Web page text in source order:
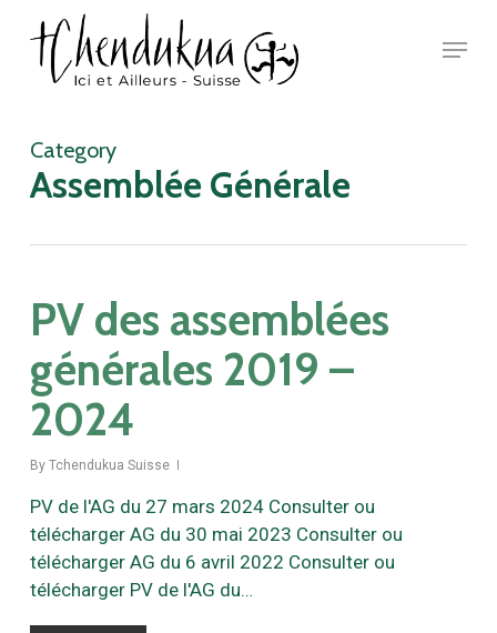
Menu
Category
Assemblée Générale
PV des assemblées
générales 2019 –
2024
By Tchendukua Suisse
PV de l'AG du 27 mars 2024 Consulter ou
télécharger AG du 30 mai 2023 Consulter ou
télécharger AG du 6 avril 2022 Consulter ou
télécharger PV de l'AG du…